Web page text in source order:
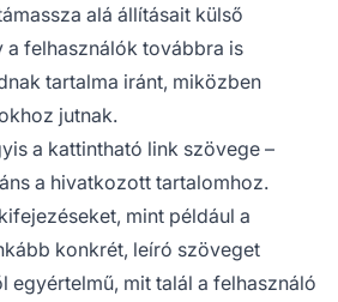
alá állításait külső
a felhasználók továbbra is
tartalma iránt, miközben
jutnak.
a kattintható link szövege –
a hivatkozott tartalomhoz.
mint például a
konkrét, leíró szöveget
egyértelmű, mit talál a felhasználó